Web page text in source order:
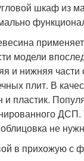
шкаф из
модели
и нижняя
плит. В
и пластик.
ДСП.
не
в прихожую с